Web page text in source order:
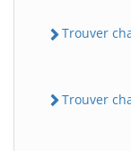
Trouver
Trouver